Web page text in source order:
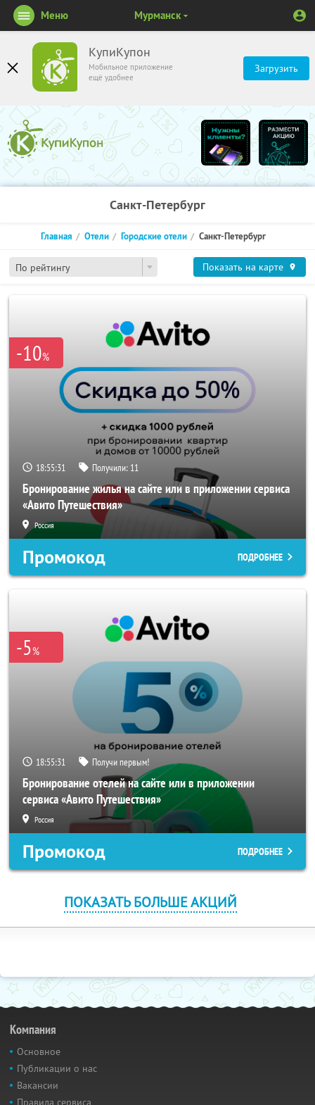
КупиКупон
Мобильное приложение
ещё удобнее
Загрузить
Меню Мурманск
Санкт-Петербург
По рейтингу
Главная Отели Городские отели Санкт-Петербург
Показать на карте
-10%
18:55:31 Получили: 11
Бронирование жилья на сайте или в приложении сервиса
«Авито Путешествия»
Россия
Промокод ПОДРОБНЕЕ
-5%
18:55:31 Получи первым!
Бронирование отелей на сайте или в приложении
сервиса «Авито Путешествия»
Россия
Промокод ПОДРОБНЕЕ
ПОКАЗАТЬ БОЛЬШЕ АКЦИЙ
Компания
Основное
Публикации о нас
Вакансии
Правила сервиса